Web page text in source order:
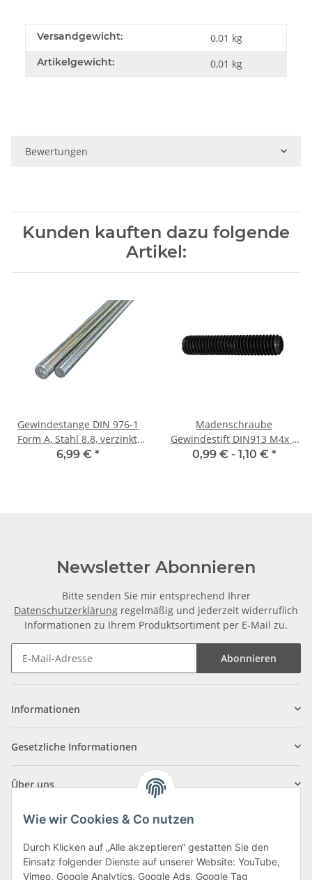
Versandgewicht: 0,01 kg
Artikelgewicht: 0,01 kg
Bewertungen
Kunden kauften dazu folgende
Artikel:
Gewindestange DIN 976-1
Form A, Stahl 8.8, verzinkt,
M10 × 1000 mm
6,99 € *
Madenschraube
Gewindestift DIN913 M4x 4
Kegelkuppe 10x
0,99 € - 1,10 € *
Newsletter Abonnieren
Bitte senden Sie mir entsprechend Ihrer
Datenschutzerklärung regelmäßig und jederzeit widerruflich
Informationen zu Ihrem Produktsortiment per E-Mail zu.
Abonnieren
Informationen
Gesetzliche Informationen
Über uns
Klagenfurter Straße 29
Wie wir Cookies & Co nutzen
Durch Klicken auf „Alle akzeptieren“ gestatten Sie den
Einsatz folgender Dienste auf unserer Website: YouTube,
Vimeo, Google Analytics, Google Ads, Google Tag